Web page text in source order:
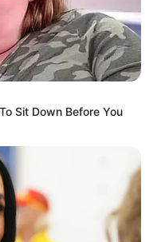
Sit Down Before You